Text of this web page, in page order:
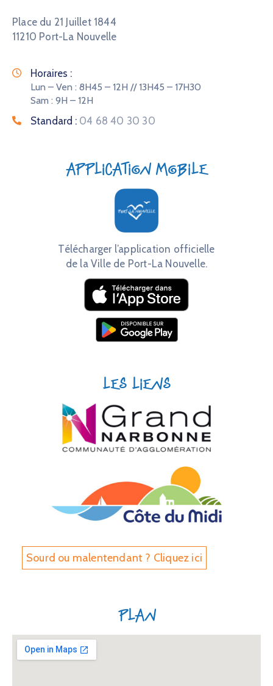
Place du 21 Juillet 1844
11210 Port-La Nouvelle
Horaires :
Lun – Ven : 8H45 – 12H // 13H45 – 17H30
Sam : 9H – 12H
Standard : 04 68 40 30 30
Application mobile
Télécharger l’application officielle
de la Ville de Port-La Nouvelle.
Les liens
Sourd ou malentendant ? Cliquez ici
Plan